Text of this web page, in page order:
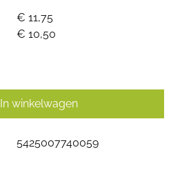
€ 11,75
€ 10,50
In winkelwagen
5425007740059